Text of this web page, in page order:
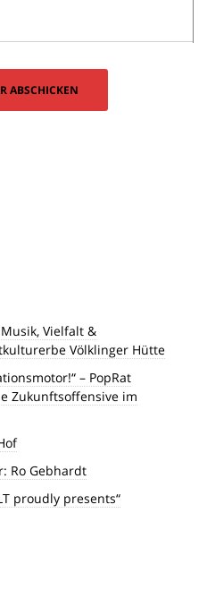
Vielfalt &
Völklinger Hütte
– PopRat
Zukunftsoffensive im
Ro Gebhardt
proudly presents“